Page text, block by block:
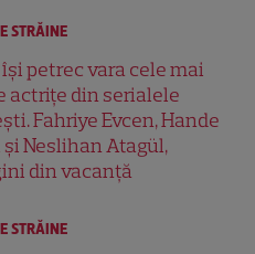
STRĂINE
petrec vara cele mai
actrițe din serialele
Fahriye Evcen, Hande
și Neslihan Atagül,
din vacanță
STRĂINE